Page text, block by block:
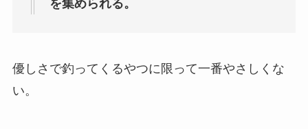
を集められる。
優しさで釣ってくるやつに限って一番やさしくな
い。